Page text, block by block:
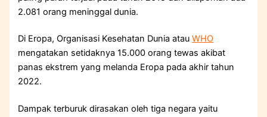
2.081 orang meninggal dunia.
Di Eropa, Organisasi Kesehatan Dunia atauWHO
mengatakan setidaknya 15.000 orang tewas akibat
panas ekstrem yang melanda Eropa pada akhir tahun
2022.
Dampak terburuk dirasakan oleh tiga negara yaitu